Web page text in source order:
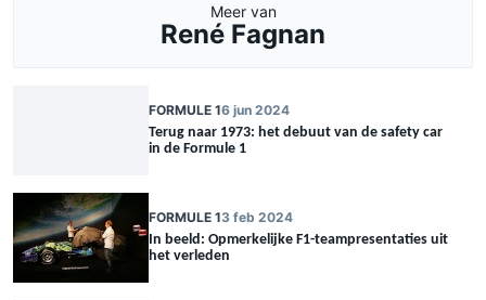
Meer van
René Fagnan
FORMULE 16 jun 2024
Terug naar 1973: het debuut van de safety car
in de Formule 1
FORMULE 13 feb 2024
In beeld: Opmerkelijke F1-teampresentaties uit
het verleden